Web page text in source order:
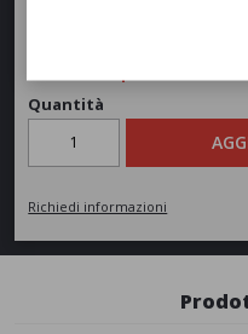
Quantità
Richiedi informazioni